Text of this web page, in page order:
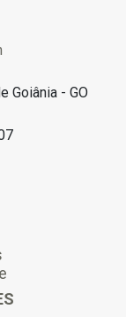
Goiânia - GO